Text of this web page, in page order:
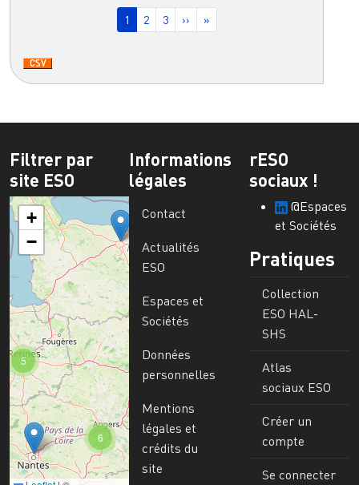
Page courante
1 Page
2 Page
3 Page suivante
›› Dernière page
»
Filtrer par
site ESO
6
5
+
−
Informations
légales
Contact
Actualités
ESO
Espaces et
Sociétés
Données
personnelles
Mentions
légales et
crédits du
site
rESO
sociaux !
@Espaces
et Sociétés
Pratiques
Collection
ESO HAL-
SHS
Atlas
sociaux ESO
Créer un
compte
Se connecter